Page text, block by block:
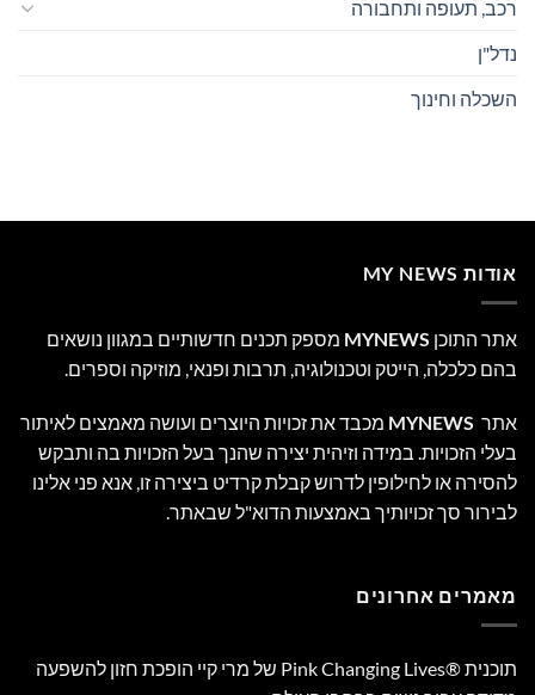
רכב, תעופה ותחבורה
נדל"ן
השכלה וחינוך
אודות MY NEWS
אתר התוכן MYNEWS מספק תכנים חדשותיים במגוון נושאים
בהם כלכלה, הייטק וטכנולוגיה, תרבות ופנאי, מוזיקה וספרים.
אתר MYNEWS מכבד את זכויות היוצרים ועושה מאמצים לאיתור
בעלי הזכויות. במידה וזיהית יצירה שהנך בעל הזכויות בה ותבקש
להסירה או לחילופין לדרוש קבלת קרדיט ביצירה זו, אנא פני אלינו
לבירור סך זכויותיך באמצעות הדוא"ל שבאתר.
מאמרים אחרונים
תוכנית Pink Changing Lives®‎ של מרי קיי הופכת חזון להשפעה